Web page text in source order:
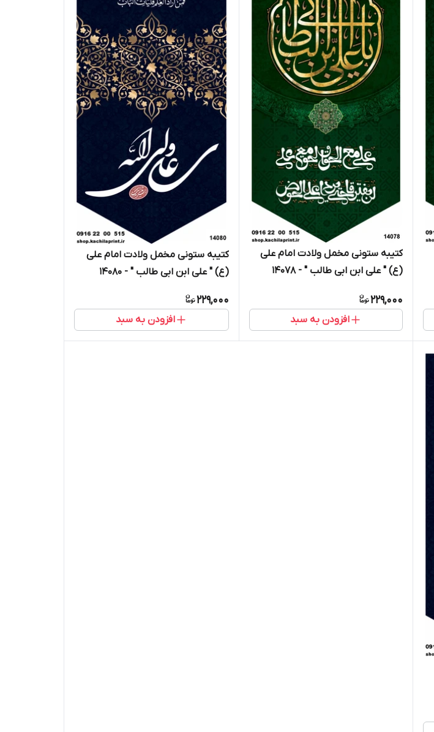
کتیبه ستونی مخمل ولادت امام علی
(ع) " علی ابن ابی طالب " - 14078
229,000
افزودن به سبد
کتیبه ستونی مخمل ولادت امام علی
(ع) " علی ابن ابی طالب " - 14080
229,000
افزودن به سبد